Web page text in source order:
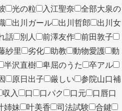
光の粒 入江聖奈
全部大泉の
出川ガール 出川哲郎
出川女
話 別人 前澤友作
前田敦子
紗里 劣化 助教 動物愛護
動
半沢直樹 卑屈のうた
卒アル
原日出子 厳しい
参院山口補
収入 口 口パク 口元
口唇口
姉妹 叶美香 司法試験 合鍵